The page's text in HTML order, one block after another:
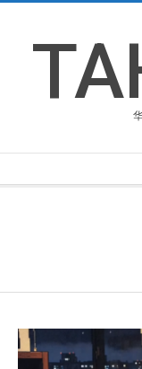
content
Navigation